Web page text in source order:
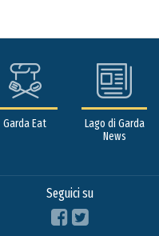
Garda Eat
Lago di Garda
News
Seguici su